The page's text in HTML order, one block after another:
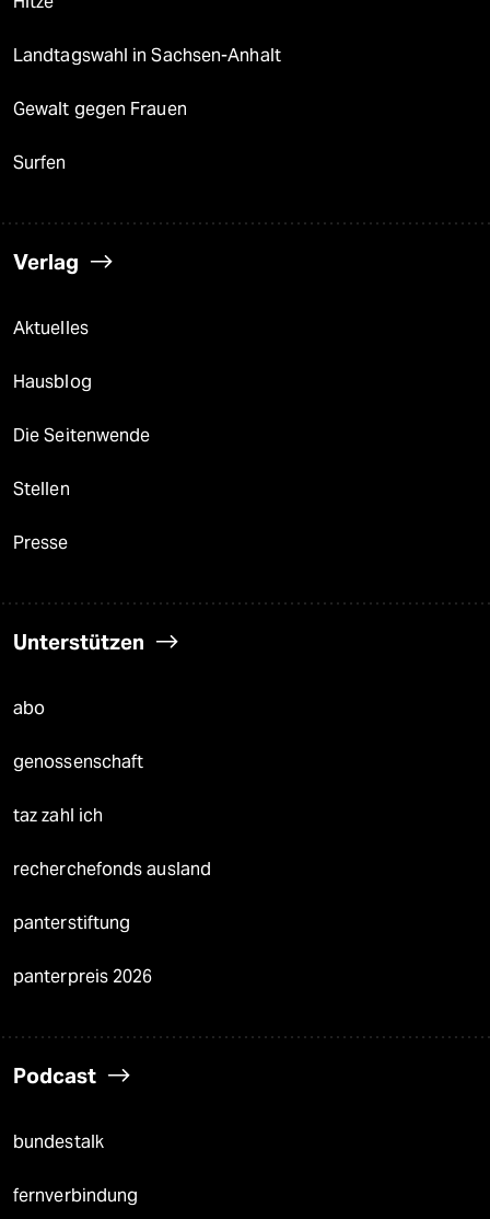
Landtagswahl in Sachsen-Anhalt
Gewalt gegen Frauen
Surfen
Verlag
Aktuelles
Hausblog
Die Seitenwende
Stellen
Presse
Unterstützen
abo
genossenschaft
taz zahl ich
recherchefonds ausland
panterstiftung
panterpreis 2026
Podcast
bundestalk
fernverbindung